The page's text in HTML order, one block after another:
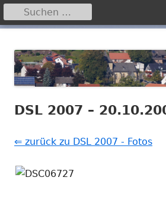
zum
Inhalt
Primäres
Suchen
nach:
DSL 2007 –
⇐ zurück zu DSL 2007 - Fotos